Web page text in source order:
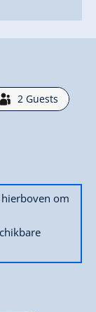
2 Guests
om